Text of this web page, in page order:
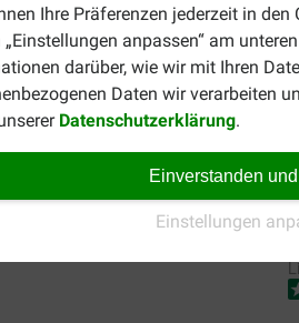
Ihre Präferenzen jederzeit in
„Einstellungen anpassen“ am
darüber, wie wir mit Ihren
Daten wir verarbeiten
Datenschutzerklärung.
Einverstanden
Einstellungen